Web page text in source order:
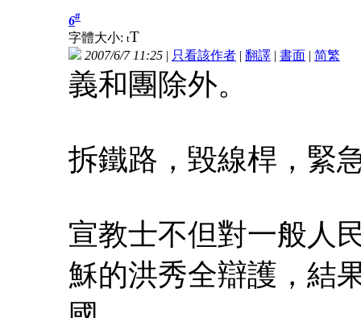
6#
字體大小: tT
2007/6/7 11:25 | 只看該作者 | 翻譯 | 書面 | 简繁
義和團除外。
拆鐵路，毀線桿，緊
宣教士不但對一般人
穌的洪秀全辯護，結